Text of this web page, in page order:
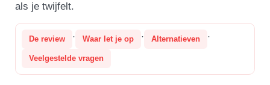
als je twijfelt.
De review · Waar let je op · Alternatieven ·
Veelgestelde vragen